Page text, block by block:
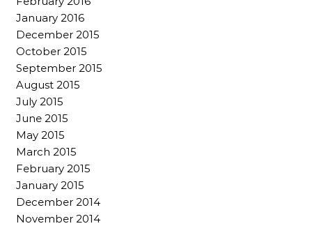
January 2016
December 2015
October 2015
September 2015
August 2015
July 2015
June 2015
May 2015
March 2015
February 2015
January 2015
December 2014
November 2014